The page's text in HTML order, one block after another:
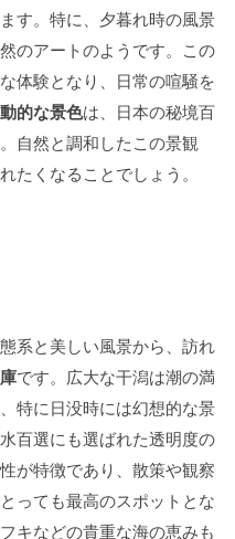
す。特に、夕暮れ時の風景
のアートのようです。この
体験となり、日常の喧騒を
的な景色は、日本の秘境百
自然と調和したこの景観
たくなることでしょう。
系と美しい風景から、訪れ
です。広大な干潟は潮の満
特に日没時には幻想的な景
百選にも選ばれた透明度の
が特徴であり、散策や観察
っても最高のスポットとな
キなどの貴重な海の恵みも